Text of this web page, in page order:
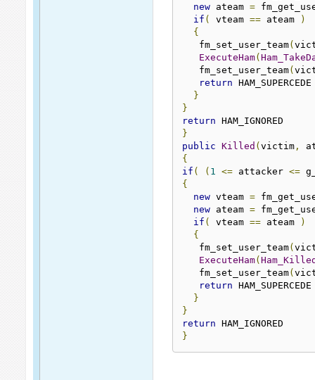
new ateam =
if ( vteam == ateam
)
{
   fm_set_user_team
(
ExecuteHam(
   fm_set_user_team
(
return HAM_SUPERCEDE
}
}
return HAM_IGNORED
}
public
Killed (victim ,
{
if ( ( 1 <= attacker <=
{
new vteam =
new ateam =
if ( vteam == ateam
)
{
   fm_set_user_team
(
ExecuteHam(
   fm_set_user_team
(
return HAM_SUPERCEDE
}
}
return HAM_IGNORED
}